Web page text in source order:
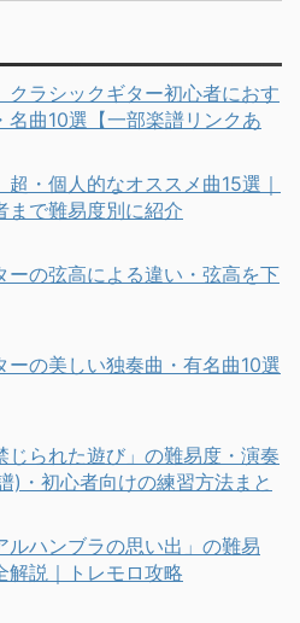
クラシックギター初心者におす
名曲10選【一部楽譜リンクあ
超・個人的なオススメ曲15選｜
まで難易度別に紹介
ーの弦高による違い・弦高を下
ーの美しい独奏曲・有名曲10選
じられた遊び」の難易度・演奏
)・初心者向けの練習方法まと
ルハンブラの思い出」の難易
解説｜トレモロ攻略